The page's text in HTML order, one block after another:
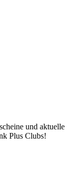
und aktuelle
Plus Clubs!